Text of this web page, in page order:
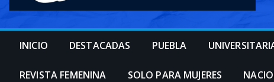
INICIO DESTACADAS PUEBLA
REVISTA FEMENINA SOLO PARA MUJERES